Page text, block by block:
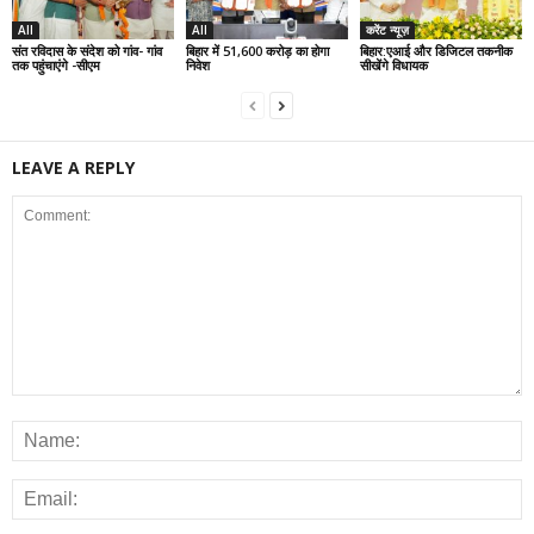
All
संत रविदास के संदेश को गांव- गांव
तक पहुंचाएंगे -सीएम
All
बिहार में 51,600 करोड़ का होगा
निवेश
करेंट न्यूज़
बिहार:एआई और डिजिटल तकनीक
सीखेंगे विधायक
LEAVE A REPLY